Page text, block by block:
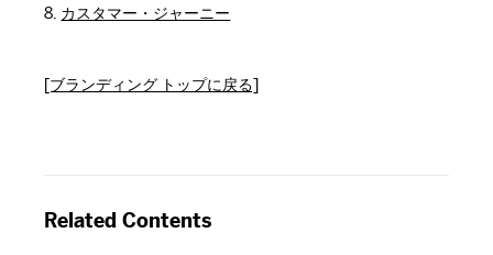
カスタマー・ジャーニー
[ブランディング トップに戻る]
Related Contents